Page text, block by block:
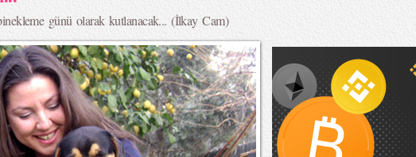
günü olarak kutlanacak... (İlkay Cam)